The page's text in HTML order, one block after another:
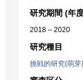
研究期間 (年
2018 – 2020
研究種目
挑戦的研究(萌芽)